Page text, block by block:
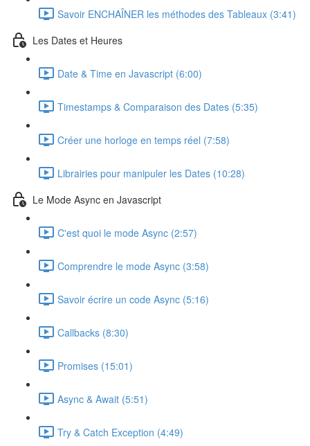
Savoir ENCHAÎNER les méthodes des Tableaux (3:41)
Les Dates et Heures
Date & Time en Javascript (6:00)
Timestamps & Comparaison des Dates (5:35)
Créer une horloge en temps réel (7:58)
Librairies pour manipuler les Dates (10:28)
Le Mode Async en Javascript
C'est quoi le mode Async (2:57)
Comprendre le mode Async (3:58)
Savoir écrire un code Async (5:16)
Callbacks (8:30)
Promises (15:01)
Async & Await (5:51)
Try & Catch Exception (4:49)